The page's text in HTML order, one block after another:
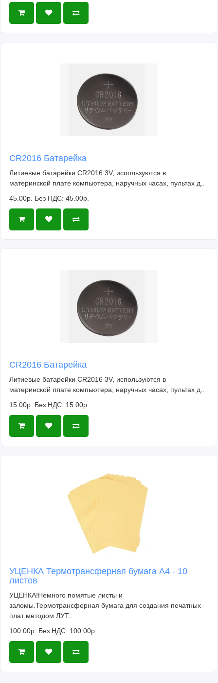
CR2016 Батарейка
Литиевые батарейки CR2016 3V, используются в
материнской плате компьютера, наручных часах, пультах д..
45.00р. Без НДС: 45.00р.
CR2016 Батарейка
Литиевые батарейки CR2016 3V, используются в
материнской плате компьютера, наручных часах, пультах д..
15.00р. Без НДС: 15.00р.
УЦЕНКА Термотрансферная бумага А4 - 10
листов
УЦЕНКА!Немного помятые листы и
заломы.Термотрансферная бумага для создания печатных
плат методом ЛУТ..
100.00р. Без НДС: 100.00р.